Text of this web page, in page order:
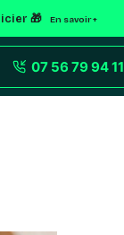
🎁 En savoir +
07 56 79 94 11